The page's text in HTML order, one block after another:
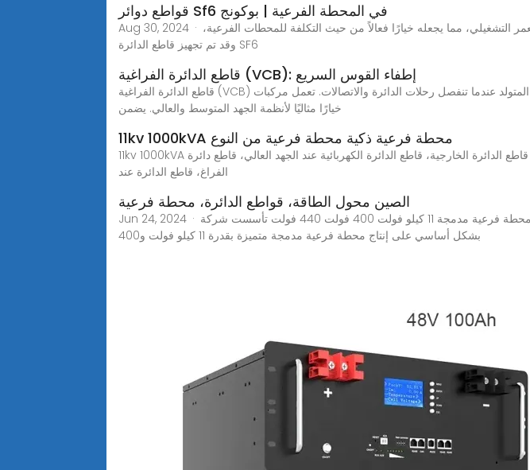
قواطع دوائر Sf6 في المحطة الفرعية | بوكونج
Aug 30, 2024 · تضمن التكنولوجيا الحديثة المستخدمة في قاطع الدائرة لدينا الحد الأدنى من الصيانة وزيادة العمر التشغيلي، مما يجعله خيارًا فعالاً من حيث التكلفة للمحطات الفرعية،
وقد تم تجهيز قاطع الدائرة SF6
قاطع الدائرة الفراغية (VCB): إطفاء القوس السريع
قاطع الدائرة الفراغية (VCB) هو جهاز كهربائي مهم. يستخدم الفراغ لإخماد القوس المتولد عندما تنفصل رحلات الدائرة والاتصالات. تعمل مركبات VCBs بسرعة وكفاءة ، مما يجعلها
خيارًا مثاليًا لأنظمة الجهد المتوسط والعالي. يضمن
11kv 1000kVA محطة فرعية ذكية محطة فرعية من النوع
11kv 1000kVA محطة فرعية ذكية محطة فرعية من النوع الأوروبي,ابحث عن تفاصيل حول قاطع الدائرة، قاطع الدائرة الخارجية، قاطع الدائرة الكهربائية عند الجهد العالي، قاطع دائرة
الفراغ، قاطع الدائرة عند
الصين محول الطاقة، قواطع الدائرة، محطة فرعية
Jun 24, 2024 · محطة فرعية مدمجة 11 كيلو فولت 400 فولت 440 فولت تأسست شركة Conso Electrical Science and Technology Co., Ltd في عام 2006 مع التركيز
بشكل أساسي على إنتاج محطة فرعية مدمجة متميزة بقدرة 11 كيلو فولت و400